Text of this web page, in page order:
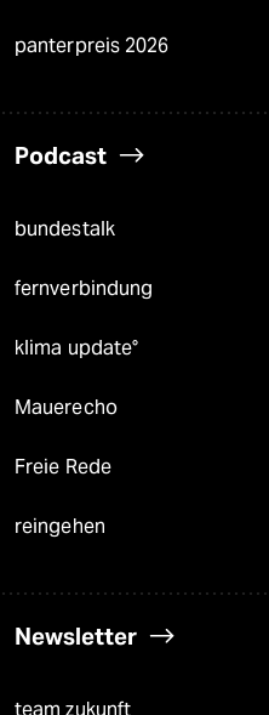
panterpreis 2026
Podcast
bundestalk
fernverbindung
klima update°
Mauerecho
Freie Rede
reingehen
Newsletter
team zukunft